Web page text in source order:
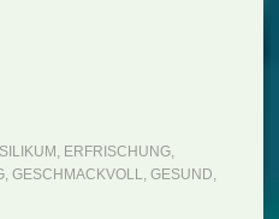
, ERFRISCHUNG,
, GESCHMACKVOLL, GESUND,